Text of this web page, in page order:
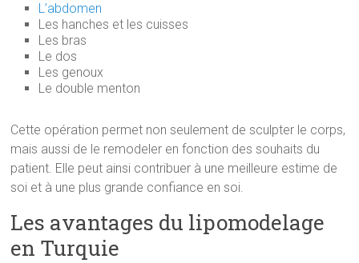
L’abdomen
Les hanches et les cuisses
Les bras
Le dos
Les genoux
Le double menton
Cette opération permet non seulement de sculpter le corps,
mais aussi de le remodeler en fonction des souhaits du
patient. Elle peut ainsi contribuer à une meilleure estime de
soi et à une plus grande confiance en soi.
Les avantages du lipomodelage
en Turquie